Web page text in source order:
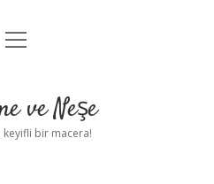
Uyarı
menüyü
ve Neşe
keyifli bir macera!